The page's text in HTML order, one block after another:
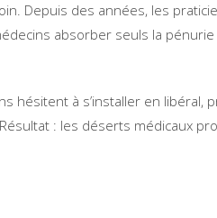
Depuis des années, les
absorber seuls la pénurie
hésitent à s’installer en libéral,
: les déserts médicaux